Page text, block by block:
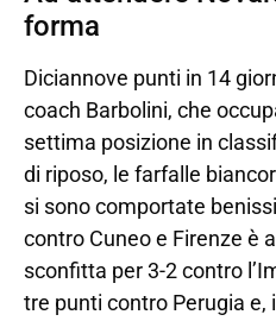
forma
Diciannove punti in 14
coach Barbolini, che
settima posizione in
di riposo, le farfalle
si sono comportate
contro Cuneo e Firenze è
sconfitta per 3-2 contro
tre punti contro Perugia